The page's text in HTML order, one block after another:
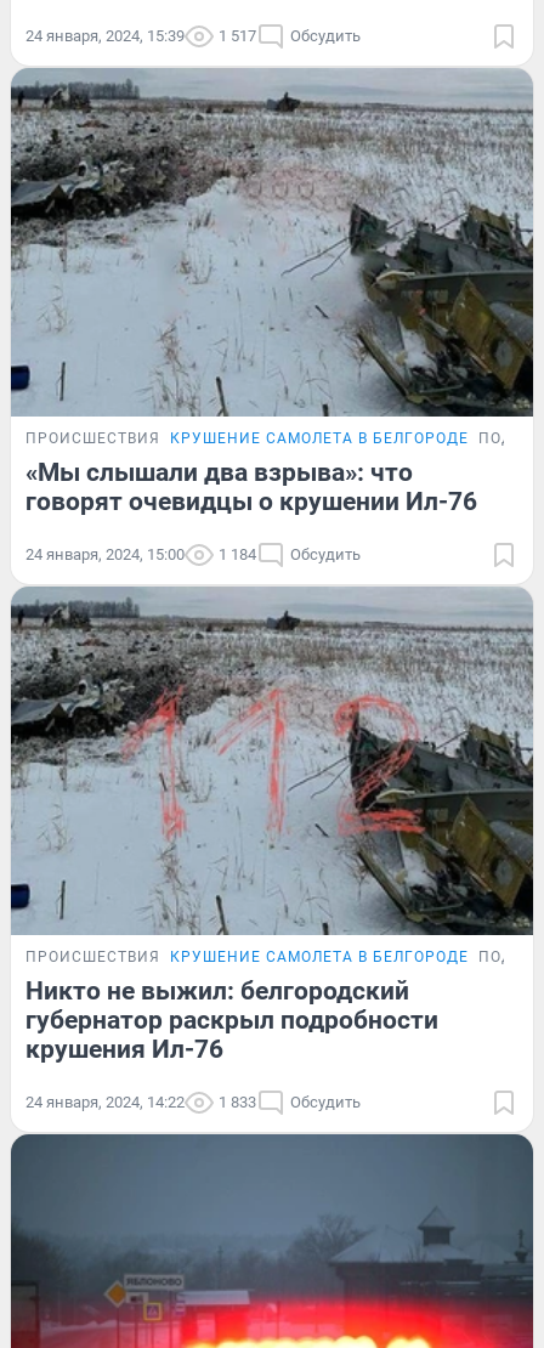
24 января, 2024, 15:39 1 517 Обсудить
ПРОИСШЕСТВИЯ КРУШЕНИЕ САМОЛЕТА В БЕЛГОРОДЕ
«Мы слышали два взрыва»: что
говорят очевидцы о крушении Ил-76
24 января, 2024, 15:00 1 184 Обсудить
ПРОИСШЕСТВИЯ КРУШЕНИЕ САМОЛЕТА В БЕЛГОРОДЕ
Никто не выжил: белгородский
губернатор раскрыл подробности
крушения Ил-76
24 января, 2024, 14:22 1 833 Обсудить